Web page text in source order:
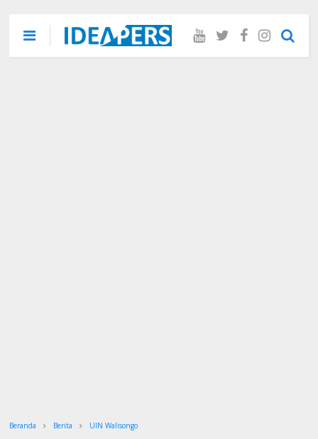
Beranda Berita UIN Walisongo